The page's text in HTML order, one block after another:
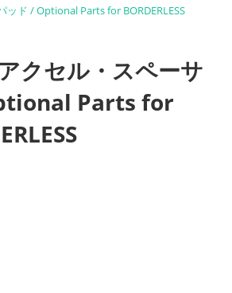
ド / Optional Parts for BORDERLESS
クセル・スペーサ
Parts for